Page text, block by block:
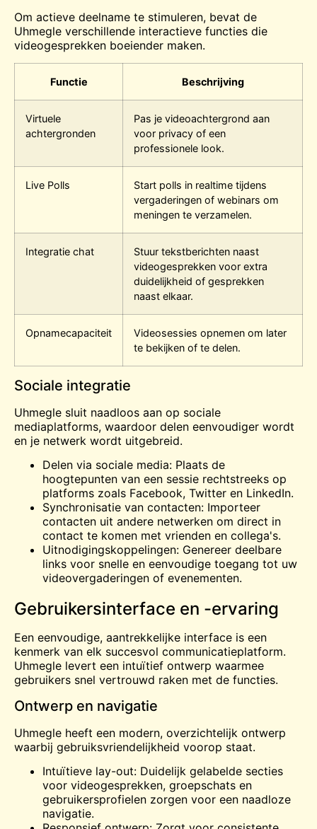
Om actieve deelname te stimuleren, bevat de
Uhmegle verschillende interactieve functies die
videogesprekken boeiender maken.
Functie Beschrijving
Virtuele
achtergronden
Pas je videoachtergrond aan
voor privacy of een
professionele look.
Live Polls
Start polls in realtime tijdens
vergaderingen of webinars om
meningen te verzamelen.
Integratie chat
Stuur tekstberichten naast
videogesprekken voor extra
duidelijkheid of gesprekken
naast elkaar.
Opnamecapaciteit
Videosessies opnemen om later
te bekijken of te delen.
Sociale integratie
Uhmegle sluit naadloos aan op sociale
mediaplatforms, waardoor delen eenvoudiger wordt
en je netwerk wordt uitgebreid.
Delen via sociale media: Plaats de
hoogtepunten van een sessie rechtstreeks op
platforms zoals Facebook, Twitter en LinkedIn.
Synchronisatie van contacten: Importeer
contacten uit andere netwerken om direct in
contact te komen met vrienden en collega's.
Uitnodigingskoppelingen: Genereer deelbare
links voor snelle en eenvoudige toegang tot uw
videovergaderingen of evenementen.
Gebruikersinterface en -ervaring
Een eenvoudige, aantrekkelijke interface is een
kenmerk van elk succesvol communicatieplatform.
Uhmegle levert een intuïtief ontwerp waarmee
gebruikers snel vertrouwd raken met de functies.
Ontwerp en navigatie
Uhmegle heeft een modern, overzichtelijk ontwerp
waarbij gebruiksvriendelijkheid voorop staat.
Intuïtieve lay-out: Duidelijk gelabelde secties
voor videogesprekken, groepschats en
gebruikersprofielen zorgen voor een naadloze
navigatie.